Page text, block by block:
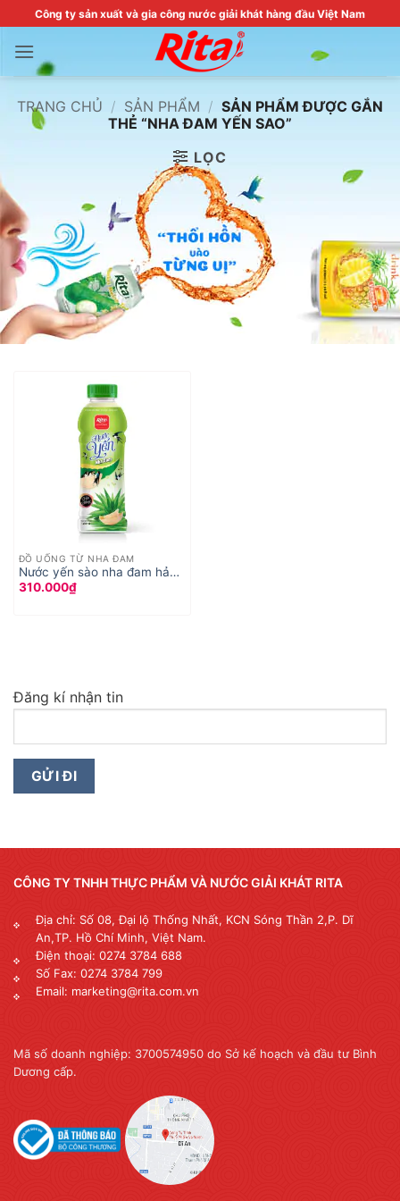
to
content
Công ty sản xuất và gia công nước giải khát hàng đầu Việt Nam
TRANG CHỦ / SẢN PHẨM / SẢN PHẨM ĐƯỢC GẮN
THẺ “NHA ĐAM YẾN SAO”
LỌC
ĐỒ UỐNG TỪ NHA ĐAM
Nước yến sào nha đam hảo
hạng đóng chai
310.000₫
Đăng kí nhận tin
CÔNG TY TNHH THỰC PHẨM VÀ NƯỚC GIẢI KHÁT RITA
Địa chỉ: Số 08, Đại lộ Thống Nhất, KCN Sóng Thần 2,P. Dĩ
An,TP. Hồ Chí Minh, Việt Nam.
Điện thoại: 0274 3784 688
Số Fax: 0274 3784 799
Email: marketing@rita.com.vn
Mã số doanh nghiệp: 3700574950 do Sở kế hoạch và đầu tư Bình
Dương cấp.